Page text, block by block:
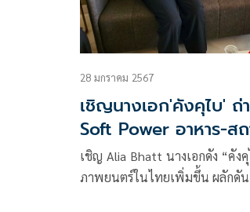
28 มกราคม 2567
เชิญนางเอก'คังคุไบ' ถ่
Soft Power อาหาร-ส
เชิญ Alia Bhatt นางเอกดัง “คัง
ภาพยนตร์ในไทยเพิ่มขึ้น ผลักดั